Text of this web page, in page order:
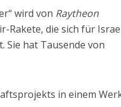
wird von Raytheon
Rakete, die sich für
Sie hat Tausende von
in einem